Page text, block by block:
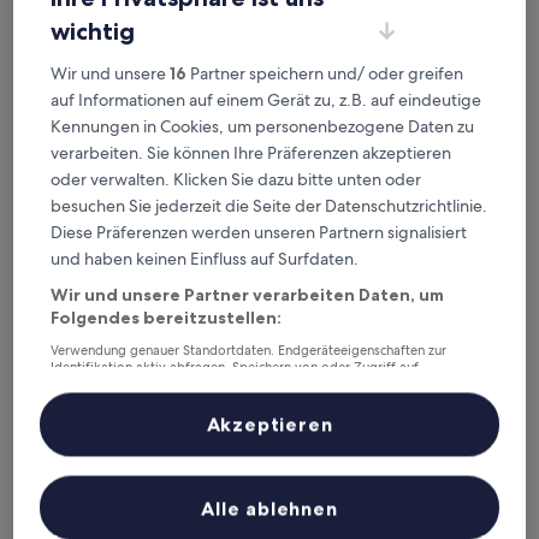
JW Marriott Hotel Istanbul Marmara Sea
5.0-
Sterne-
Unterkunft
Bakırköy, 2,4 km von Bahnhof Istanbul Yeni Mahalle entfernt
9.6
von
10,
Außergewöhnlich,
(439
Bewertungen)
9,6/10 Außergewöhnlich (439 Bewertungen)
Preis
beträgt
inkl. Steuern & Gebühren
15. Aug.–16. Aug.
wichtig
Wir und unsere16 Partner speichern und/ oder greifen
auf Informationen auf einem Gerät zu, z.B. auf eindeutige
Kennungen in Cookies, um personenbezogene Daten zu
verarbeiten. Sie können Ihre Präferenzen akzeptieren
oder verwalten. Klicken Sie dazu bitte unten oder
besuchen Sie jederzeit die Seite der Datenschutzrichtlinie.
Diese Präferenzen werden unseren Partnern signalisiert
und haben keinen Einfluss auf Surfdaten.
Wir und unsere Partner verarbeiten Daten, um
Folgendes bereitzustellen:
Verwendung genauer Standortdaten. Endgeräteeigenschaften zur
Identifikation aktiv abfragen. Speichern von oder Zugriff auf
Inhalte, Messung von Werbeleistung und der Performance von Inhalten,
Zielgruppenforschung sowie Entwicklung und Verbesserung von
Liste der Partner (Lieferanten)
Alle ablehnen
Akzeptieren